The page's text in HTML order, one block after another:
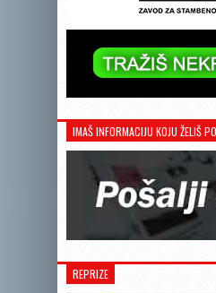
IMAŠ INFORMACIJU KOJU ŽELIŠ
REPRIZE